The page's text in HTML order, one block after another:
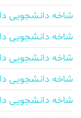
شاخه دانشجویی
شاخه دانشجویی
شاخه دانشجویی
شاخه دانشجویی
شاخه دانشجویی